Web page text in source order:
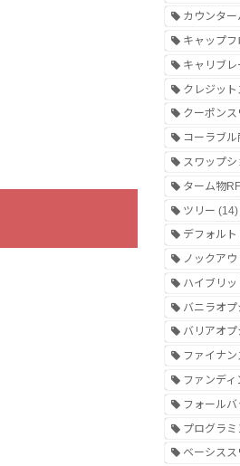
カウンタ
キャップフ
キャリブレ
クレジッ
クーポン
コーラブル
スワップシ
ターム物
ツリー (14)
デフォルト
ノックアウ
ハイブリッ
バニラオプ
バリアオプ
ファイナ
ファンデ
フォールバ
プログラ
ベーシス